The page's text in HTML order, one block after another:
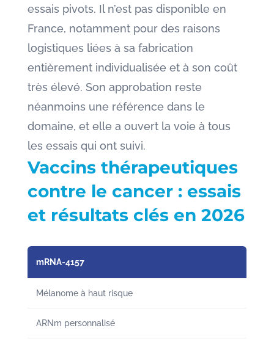
essais pivots. Il n’est pas disponible en
France, notamment pour des raisons
logistiques liées à sa fabrication
entièrement individualisée et à son coût
très élevé. Son approbation reste
néanmoins une référence dans le
domaine, et elle a ouvert la voie à tous
les essais qui ont suivi.
Vaccins thérapeutiques
contre le cancer : essais
et résultats clés en 2026
mRNA-4157
Mélanome à haut risque
ARNm personnalisé